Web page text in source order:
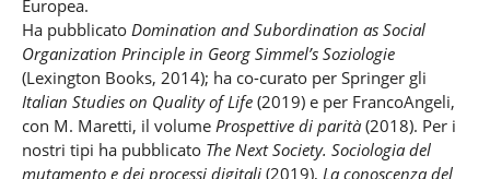
Europea.
Ha pubblicato Domination and Subordination as Social
Organization Principle in Georg Simmel’s Soziologie
(Lexington Books, 2014); ha co-curato per Springer gli
Italian Studies on Quality of Life(2019) e per FrancoAngeli,
con M. Maretti, il volume Prospettive di parità(2018). Per i
nostri tipi ha pubblicato The Next Society. Sociologia del
mutamento e dei processi digitali(2019), La conoscenza del